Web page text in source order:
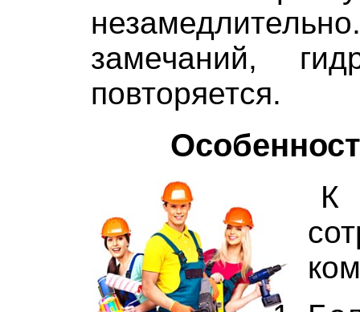
замечаний,
повторяется.
К